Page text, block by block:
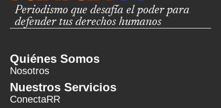
Periodismo que desafía el poder para
defender tus derechos humanos
Quiénes Somos
Nosotros
Nuestros Servicios
ConectaRR